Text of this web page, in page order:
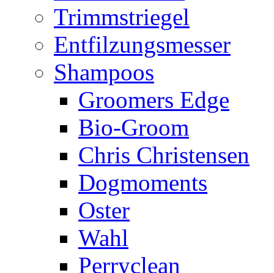
Trimmstriegel
Entfilzungsmesser
Shampoos
Groomers Edge
Bio-Groom
Chris Christensen
Dogmoments
Oster
Wahl
Perryclean